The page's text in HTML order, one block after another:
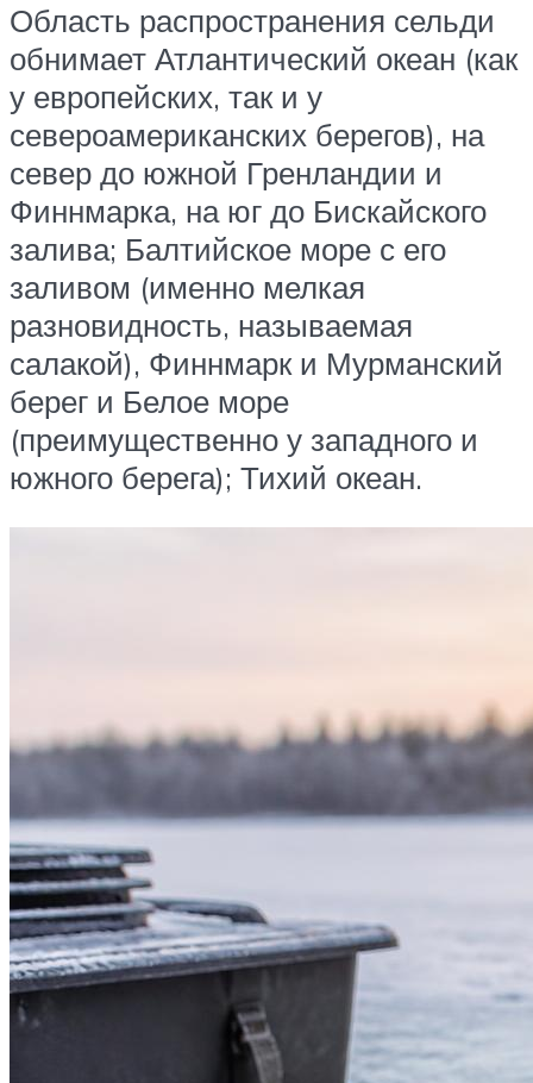
Область распространения сельди
обнимает Атлантический океан (как
у европейских, так и у
североамериканских берегов), на
север до южной Гренландии и
Финнмарка, на юг до Бискайского
залива; Балтийское море с его
заливом (именно мелкая
разновидность, называемая
салакой), Финнмарк и Мурманский
берег и Белое море
(преимущественно у западного и
южного берега); Тихий океан.